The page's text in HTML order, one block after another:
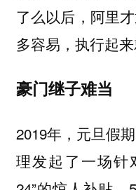
了么以后，阿里
多容易，执行起来
豪门继子难当
2019年，元旦假
理发起了一场针